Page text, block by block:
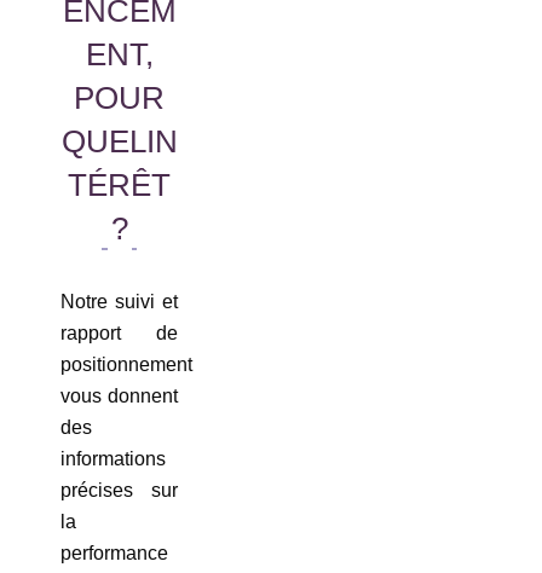
ENCEM
ENT,
POUR
QUELIN
TÉRÊT
?
Notre suivi et
rapport de
positionnement
vous donnent
des
informations
précises sur
la
performance